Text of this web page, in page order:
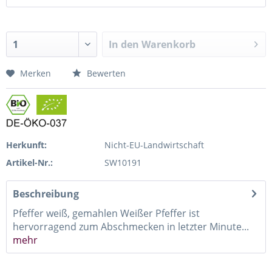
In den Warenkorb
Merken Bewerten
Herkunft:
Nicht-EU-Landwirtschaft
Artikel-Nr.:
SW10191
Beschreibung
Pfeffer weiß, gemahlen Weißer Pfeffer ist
hervorragend zum Abschmecken in letzter Minute...
mehr